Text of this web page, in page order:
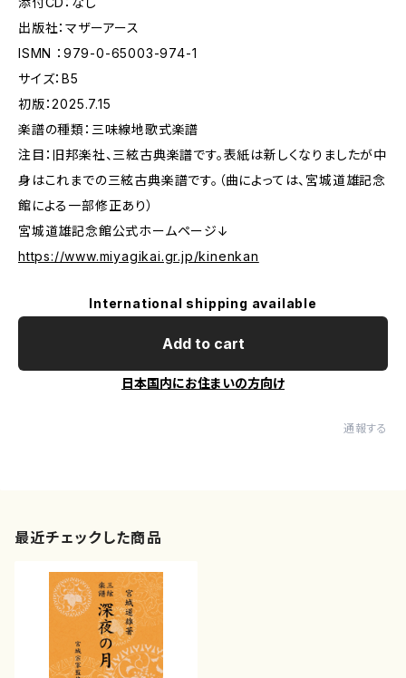
出版社：マザーアース
ISMN ：979-0-65003-974-1
サイズ：B5
初版：2025.7.15
楽譜の種類：三味線地歌式楽譜
注目：旧邦楽社、三絃古典楽譜です。表紙は新しくなりましたが中
身はこれまでの三絃古典楽譜です。（曲によっては、宮城道雄記念
館による一部修正あり）
宮城道雄記念館公式ホームページ↓
https://www.miyagikai.gr.jp/kinenkan
International shipping available
Add to cart
日本国内にお住まいの方向け
通報する
最近チェックした商品